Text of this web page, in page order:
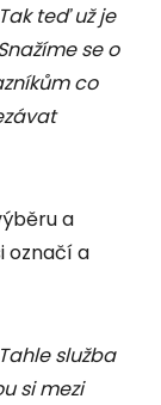
teď už je
se o
co
a
označí a
služba
si mezi